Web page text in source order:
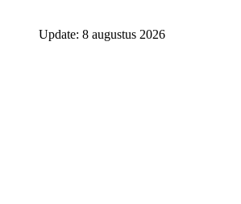
Update: 8 augustus 2026